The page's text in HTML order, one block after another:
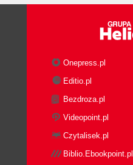
Onepress.pl
Editio.pl
Bezdroza.pl
Videopoint.pl
Czytalisek.pl
Biblio.Ebookpoint.pl